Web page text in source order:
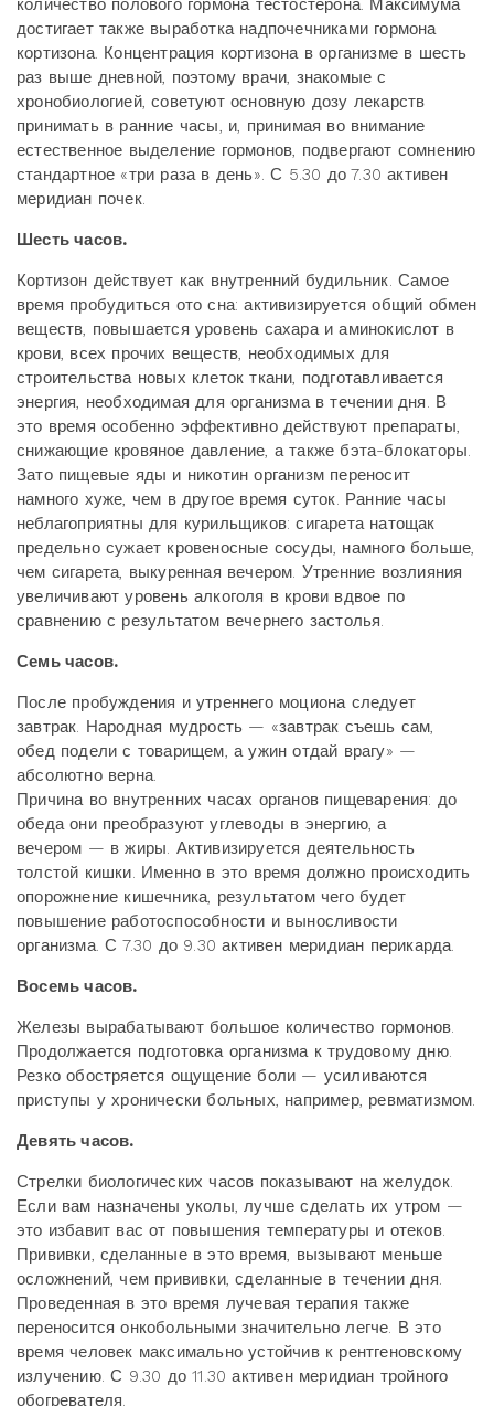
количество полового гормона тестостерона. Максимума
достигает также выработка надпочечниками гормона
кортизона. Концентрация кортизона в организме в шесть
раз выше дневной, поэтому врачи, знакомые с
хронобиологией, советуют основную дозу лекарств
принимать в ранние часы, и, принимая во внимание
естественное выделение гормонов, подвергают сомнению
стандартное «три раза в день». С 5.30 до 7.30 активен
меридиан почек.
Шесть часов.
Кортизон действует как внутренний будильник. Самое
время пробудиться ото сна: активизируется общий обмен
веществ, повышается уровень сахара и аминокислот в
крови, всех прочих веществ, необходимых для
строительства новых клеток ткани, подготавливается
энергия, необходимая для организма в течении дня. В
это время особенно эффективно действуют препараты,
снижающие кровяное давление, а также бэта-блокаторы.
Зато пищевые яды и никотин организм переносит
намного хуже, чем в другое время суток. Ранние часы
неблагоприятны для курильщиков: сигарета натощак
предельно сужает кровеносные сосуды, намного больше,
чем сигарета, выкуренная вечером. Утренние возлияния
увеличивают уровень алкоголя в крови вдвое по
сравнению с результатом вечернего застолья.
Семь часов.
После пробуждения и утреннего моциона следует
завтрак. Народная мудрость — «завтрак съешь сам,
обед подели с товарищем, а ужин отдай врагу» —
абсолютно верна.
Причина во внутренних часах органов пищеварения: до
обеда они преобразуют углеводы в энергию, а
вечером — в жиры. Активизируется деятельность
толстой кишки. Именно в это время должно происходить
опорожнение кишечника, результатом чего будет
повышение работоспособности и выносливости
организма. С 7.30 до 9.30 активен меридиан перикарда.
Восемь часов.
Железы вырабатывают большое количество гормонов.
Продолжается подготовка организма к трудовому дню.
Резко обостряется ощущение боли — усиливаются
приступы у хронически больных, например, ревматизмом.
Девять часов.
Стрелки биологических часов показывают на желудок.
Если вам назначены уколы, лучше сделать их утром —
это избавит вас от повышения температуры и отеков.
Прививки, сделанные в это время, вызывают меньше
осложнений, чем прививки, сделанные в течении дня.
Проведенная в это время лучевая терапия также
переносится онкобольными значительно легче. В это
время человек максимально устойчив к рентгеновскому
излучению. С 9.30 до 11.30 активен меридиан тройного
обогревателя.